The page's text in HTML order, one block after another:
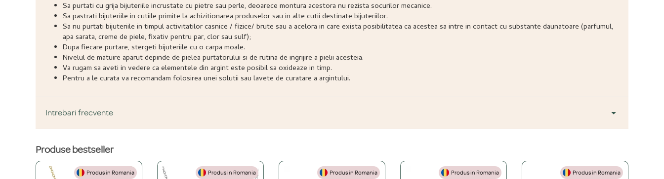
Sa purtati cu grija bijuteriile incrustate cu pietre sau perle, deoarece montura acestora nu rezista socurilor mecanice.
Sa pastrati bijuteriile in cutiile primite la achizitionarea produselor sau in alte cutii destinate bijuteriilor.
Sa nu purtati bijuteriile in timpul activitatilor casnice / fizice/ brute sau a acelora in care exista posibilitatea ca acestea sa intre in contact cu substante daunatoare (parfumul,
apa sarata, creme de piele, fixativ pentru par, clor sau sulf);
Dupa fiecare purtare, stergeti bijuteriile cu o carpa moale.
Nivelul de matuire aparut depinde de pielea purtatorului si de rutina de ingrijire a pielii acesteia.
Va rugam sa aveti in vedere ca elementele din argint este posibil sa oxideaze in timp.
Pentru a le curata va recomandam folosirea unei solutii sau lavete de curatare a argintului.
Intrebari frecvente
DESPRE PRODUS ȘI MATERIALE
Din ce materiale sunt fabricate bijuteriile voastre? +
Produse bestseller
Produs in Romania Produs in Romania Produs in Romania Produs in Romania Produs in Romania